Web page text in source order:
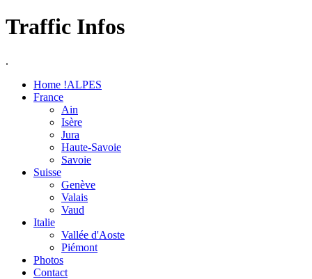
Traffic Infos
.
Home !ALPES
France
Ain
Isère
Jura
Haute-Savoie
Savoie
Suisse
Genève
Valais
Vaud
Italie
Vallée d'Aoste
Piémont
Photos
Contact